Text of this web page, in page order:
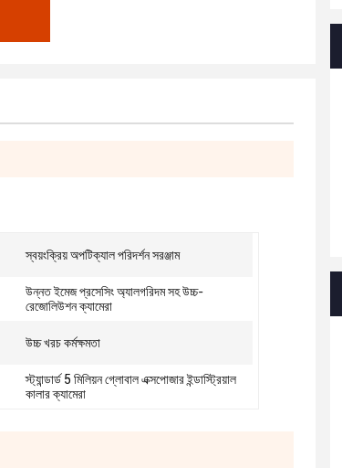
স্বয়ংক্রিয় অপটিক্যাল পরিদর্শন সরঞ্জাম
উন্নত ইমেজ প্রসেসিং অ্যালগরিদম সহ উচ্চ-
রেজোলিউশন ক্যামেরা
উচ্চ খরচ কর্মক্ষমতা
স্ট্যান্ডার্ড 5 মিলিয়ন গ্লোবাল এক্সপোজার ইন্ডাস্ট্রিয়াল
কালার ক্যামেরা